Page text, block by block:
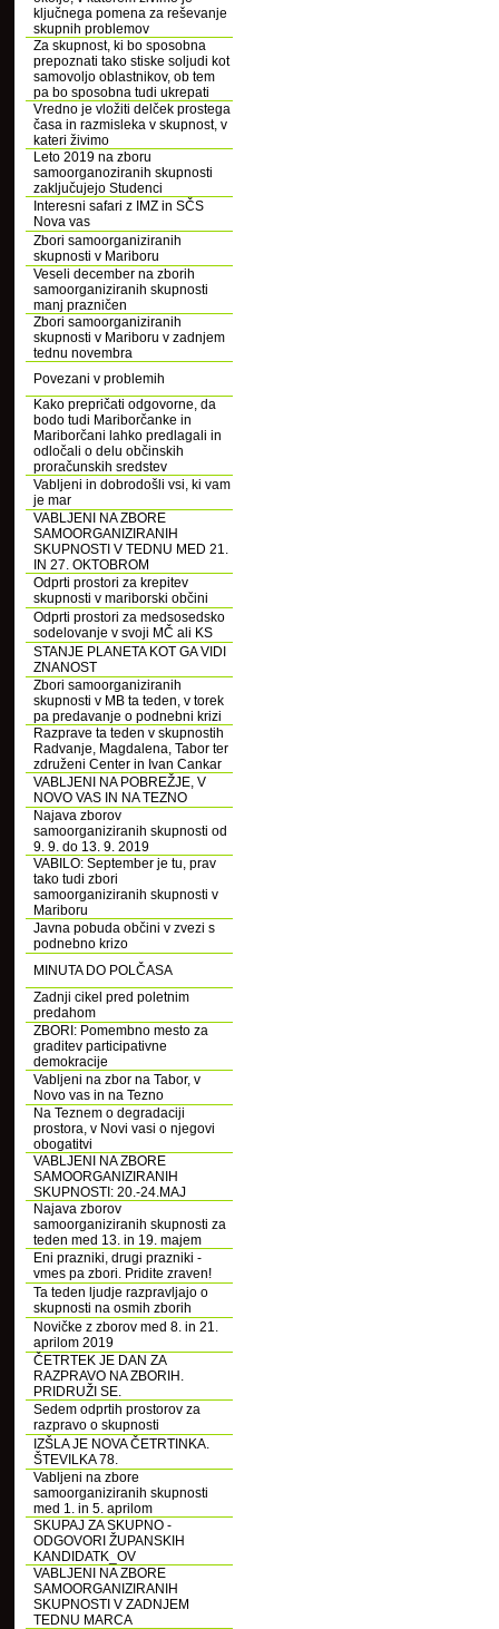
ključnega pomena za reševanje
skupnih problemov
Za skupnost, ki bo sposobna
prepoznati tako stiske soljudi kot
samovoljo oblastnikov, ob tem
pa bo sposobna tudi ukrepati
Vredno je vložiti delček prostega
časa in razmisleka v skupnost, v
kateri živimo
Leto 2019 na zboru
samoorganoziranih skupnosti
zaključujejo Studenci
Interesni safari z IMZ in SČS
Nova vas
Zbori samoorganiziranih
skupnosti v Mariboru
Veseli december na zborih
samoorganiziranih skupnosti
manj prazničen
Zbori samoorganiziranih
skupnosti v Mariboru v zadnjem
tednu novembra
Povezani v problemih
Kako prepričati odgovorne, da
bodo tudi Mariborčanke in
Mariborčani lahko predlagali in
odločali o delu občinskih
proračunskih sredstev
Vabljeni in dobrodošli vsi, ki vam
je mar
VABLJENI NA ZBORE
SAMOORGANIZIRANIH
SKUPNOSTI V TEDNU MED 21.
IN 27. OKTOBROM
Odprti prostori za krepitev
skupnosti v mariborski občini
Odprti prostori za medsosedsko
sodelovanje v svoji MČ ali KS
STANJE PLANETA KOT GA VIDI
ZNANOST
Zbori samoorganiziranih
skupnosti v MB ta teden, v torek
pa predavanje o podnebni krizi
Razprave ta teden v skupnostih
Radvanje, Magdalena, Tabor ter
združeni Center in Ivan Cankar
VABLJENI NA POBREŽJE, V
NOVO VAS IN NA TEZNO
Najava zborov
samoorganiziranih skupnosti od
9. 9. do 13. 9. 2019
VABILO: September je tu, prav
tako tudi zbori
samoorganiziranih skupnosti v
Mariboru
Javna pobuda občini v zvezi s
podnebno krizo
MINUTA DO POLČASA
Zadnji cikel pred poletnim
predahom
ZBORI: Pomembno mesto za
graditev participativne
demokracije
Vabljeni na zbor na Tabor, v
Novo vas in na Tezno
Na Teznem o degradaciji
prostora, v Novi vasi o njegovi
obogatitvi
VABLJENI NA ZBORE
SAMOORGANIZIRANIH
SKUPNOSTI: 20.-24.MAJ
Najava zborov
samoorganiziranih skupnosti za
teden med 13. in 19. majem
Eni prazniki, drugi prazniki -
vmes pa zbori. Pridite zraven!
Ta teden ljudje razpravljajo o
skupnosti na osmih zborih
Novičke z zborov med 8. in 21.
aprilom 2019
ČETRTEK JE DAN ZA
RAZPRAVO NA ZBORIH.
PRIDRUŽI SE.
Sedem odprtih prostorov za
razpravo o skupnosti
IZŠLA JE NOVA ČETRTINKA.
ŠTEVILKA 78.
Vabljeni na zbore
samoorganiziranih skupnosti
med 1. in 5. aprilom
SKUPAJ ZA SKUPNO -
ODGOVORI ŽUPANSKIH
KANDIDATK_OV
VABLJENI NA ZBORE
SAMOORGANIZIRANIH
SKUPNOSTI V ZADNJEM
TEDNU MARCA